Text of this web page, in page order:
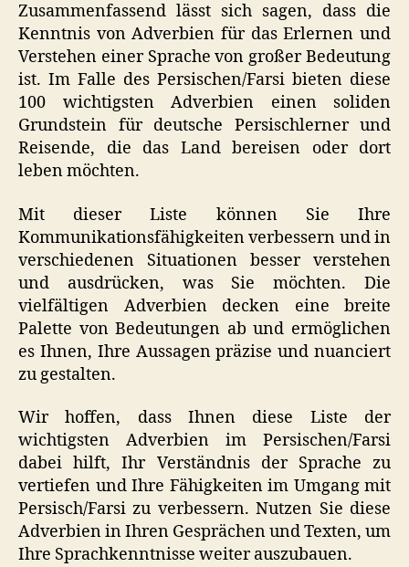
Zusammenfassend lässt sich sagen, dass die
Kenntnis von Adverbien für das Erlernen und
Verstehen einer Sprache von großer Bedeutung
ist. Im Falle des Persischen/Farsi bieten diese
100 wichtigsten Adverbien einen soliden
Grundstein für deutsche Persischlerner und
Reisende, die das Land bereisen oder dort
leben möchten.
Mit dieser Liste können Sie Ihre
Kommunikationsfähigkeiten verbessern und in
verschiedenen Situationen besser verstehen
und ausdrücken, was Sie möchten. Die
vielfältigen Adverbien decken eine breite
Palette von Bedeutungen ab und ermöglichen
es Ihnen, Ihre Aussagen präzise und nuanciert
zu gestalten.
Wir hoffen, dass Ihnen diese Liste der
wichtigsten Adverbien im Persischen/Farsi
dabei hilft, Ihr Verständnis der Sprache zu
vertiefen und Ihre Fähigkeiten im Umgang mit
Persisch/Farsi zu verbessern. Nutzen Sie diese
Adverbien in Ihren Gesprächen und Texten, um
Ihre Sprachkenntnisse weiter auszubauen.